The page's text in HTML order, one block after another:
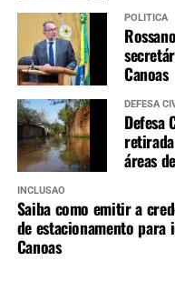
POLÍTICA
Canoas
DEFESA
Defesa
áreas
INCLUSÃO
Saiba como emitir a
de estacionamento para
Canoas